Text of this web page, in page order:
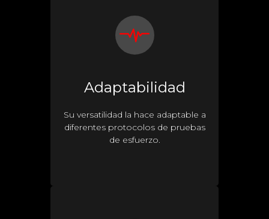
Adaptabilidad
Su versatilidad la hace adaptable a
diferentes protocolos de pruebas
de esfuerzo.